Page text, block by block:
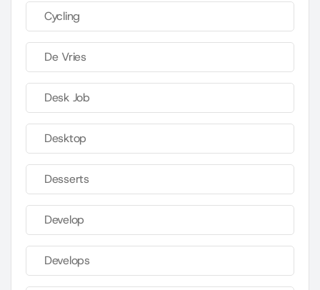
Cycling
De Vries
Desk Job
Desktop
Desserts
Develop
Develops